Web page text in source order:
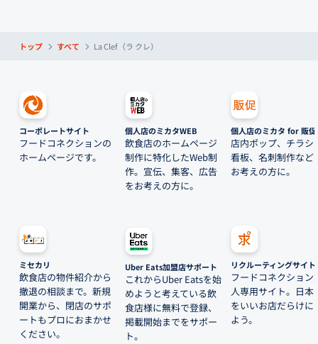
トップ すべて La Clef（ラ クレ）
コーポレートサイト
フードコネクションの
ホームページです。
ミセカリ
飲食店の物件紹介から
撤退の相談まで。新規
開業から、閉店のサポ
ートもプロにおまかせ
ください。
個人店のミカタWEB
飲食店のホームページ
制作に特化したWeb制
作。宣伝、集客、広告
をお考えの方に。
Uber Eats加盟店サポート
これからUber Eatsを始
めようと考えている飲
食店様に無料で登録、
掲載開始までをサポー
ト。
個人店のミカタ for 販促
店内ポップ、チラシ
看板、名刺制作など
お考えの方に。
リクルーティングサイト
フードコネクション
人専用サイト。日本
をいいお店だらけに
よう。